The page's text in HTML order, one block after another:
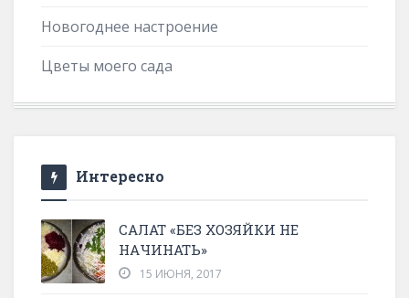
Новогоднее настроение
Цветы моего сада
Интересно
САЛАТ «БЕЗ ХОЗЯЙКИ НЕ
НАЧИНАТЬ»
15 ИЮНЯ, 2017